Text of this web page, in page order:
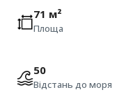
71 м²
Площа
50
Відстань до моря